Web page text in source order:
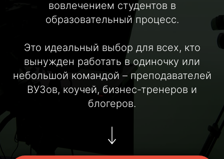
вовлечением студентов в
образовательный процесс.
Это идеальный выбор для всех, кто
вынужден работать в одиночку или
небольшой командой – преподавателей
ВУЗов, коучей, бизнес-тренеров и
блогеров.